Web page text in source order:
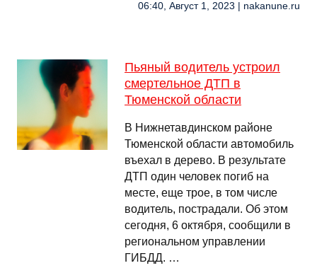
06:40, Август 1, 2023 | nakanune.ru
Пьяный водитель устроил
смертельное ДТП в
Тюменской области
В Нижнетавдинском районе
Тюменской области автомобиль
въехал в дерево. В результате
ДТП один человек погиб на
месте, еще трое, в том числе
водитель, пострадали. Об этом
сегодня, 6 октября, сообщили в
региональном управлении
ГИБДД. …